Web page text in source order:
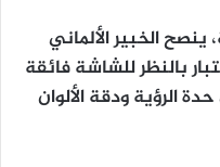
الخبير الألماني
بالنظر للشاشة فائقة
الرؤية ودقة الألوان